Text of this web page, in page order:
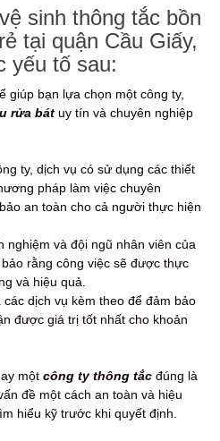
sinh thông tắc bồn
tại quận Cầu Giấy,
yếu tố sau:
giúp bạn lựa chọn một công ty,
rửa bát uy tín và chuyên nghiệp
ty, dịch vụ có sử dụng các thiết
pháp làm việc chuyên
an toàn cho cả người thực hiện
nghiệm và đội ngũ nhân viên của
rằng công việc sẽ được thực
và hiệu quả.
các dịch vụ kèm theo để đảm bảo
được giá trị tốt nhất cho khoản
một công ty thông tắc đúng là
đề một cách an toàn và hiệu
hiểu kỹ trước khi quyết định.